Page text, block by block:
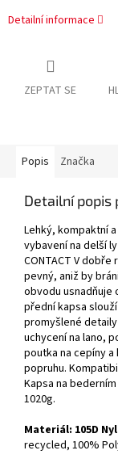
Detailní informace
ZEPTAT SE
Popis Značka
Detailní popis
Lehký, kompaktní
vybavení na delší
CONTACT V
pevný, aniž by
obvodu usnadňuje
přední kapsa
promyšlené
uchycení na lano,
poutka na cepíny a
popruhu.
Kapsa na
1020g.
Materiál: 105D
recycled, 100%